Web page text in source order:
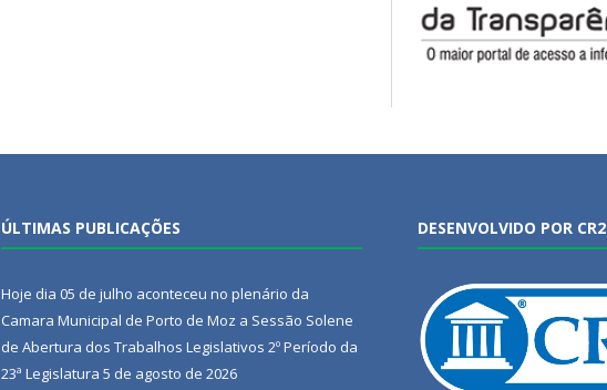
ÚLTIMAS PUBLICAÇÕES
Hoje dia 05 de julho aconteceu no plenário da
Camara Municipal de Porto de Moz a Sessão Solene
de Abertura dos Trabalhos Legislativos 2º Período da
23ª Legislatura 5 de agosto de 2026
DESENVOLVIDO POR CR2